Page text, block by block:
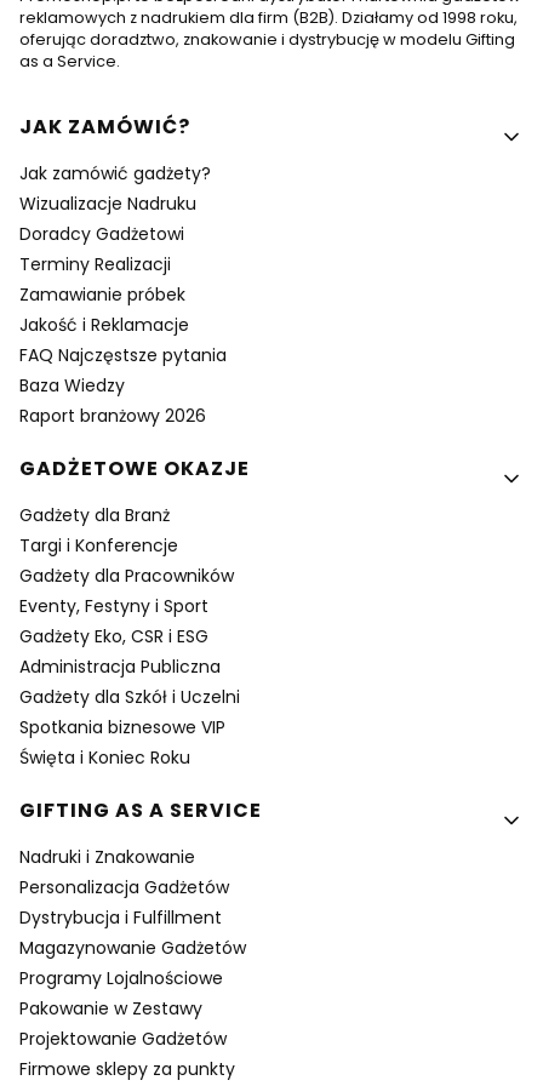
reklamowych z nadrukiem dla firm (B2B). Działamy od 1998 roku,
oferując doradztwo, znakowanie i dystrybucję w modelu Gifting
as a Service.
Linki w stopce
JAK ZAMÓWIĆ?
Jak zamówić gadżety?
Wizualizacje Nadruku
Doradcy Gadżetowi
Terminy Realizacji
Zamawianie próbek
Jakość i Reklamacje
FAQ Najczęstsze pytania
Baza Wiedzy
Raport branżowy 2026
GADŻETOWE OKAZJE
Gadżety dla Branż
Targi i Konferencje
Gadżety dla Pracowników
Eventy, Festyny i Sport
Gadżety Eko, CSR i ESG
Administracja Publiczna
Gadżety dla Szkół i Uczelni
Spotkania biznesowe VIP
Święta i Koniec Roku
GIFTING AS A SERVICE
Nadruki i Znakowanie
Personalizacja Gadżetów
Dystrybucja i Fulfillment
Magazynowanie Gadżetów
Programy Lojalnościowe
Pakowanie w Zestawy
Projektowanie Gadżetów
Firmowe sklepy za punkty